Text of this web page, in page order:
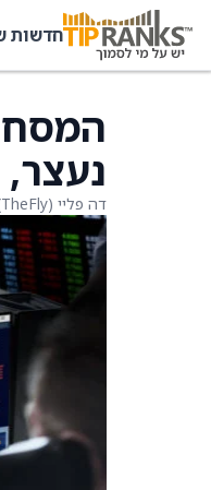
חדשות
דה פליי (TheFly)